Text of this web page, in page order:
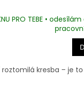
PRO TEBE •
roztomilá kresba – je to